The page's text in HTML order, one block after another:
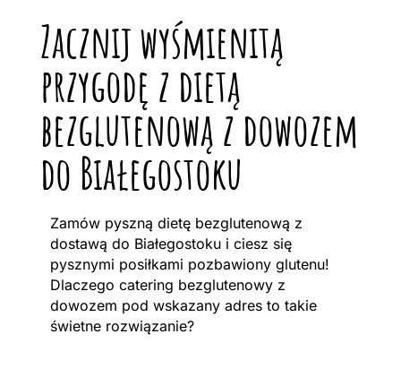
Zacznij wyśmienitą
przygodę z dietą
bezglutenową z dowozem
do Białegostoku
Zamów pyszną dietę bezglutenową z
dostawą do Białegostoku i ciesz się
pysznymi posiłkami pozbawiony glutenu!
Dlaczego catering bezglutenowy z
dowozem pod wskazany adres to takie
świetne rozwiązanie?